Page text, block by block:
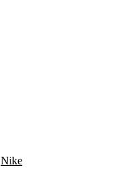
Nike